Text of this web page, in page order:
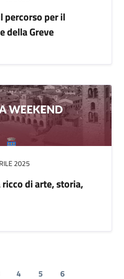
percorso per il
della Greve
2025
di arte, storia,
4 5 6